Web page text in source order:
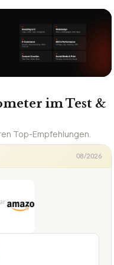
im Test &
Top-Empfehlungen.
08/2026